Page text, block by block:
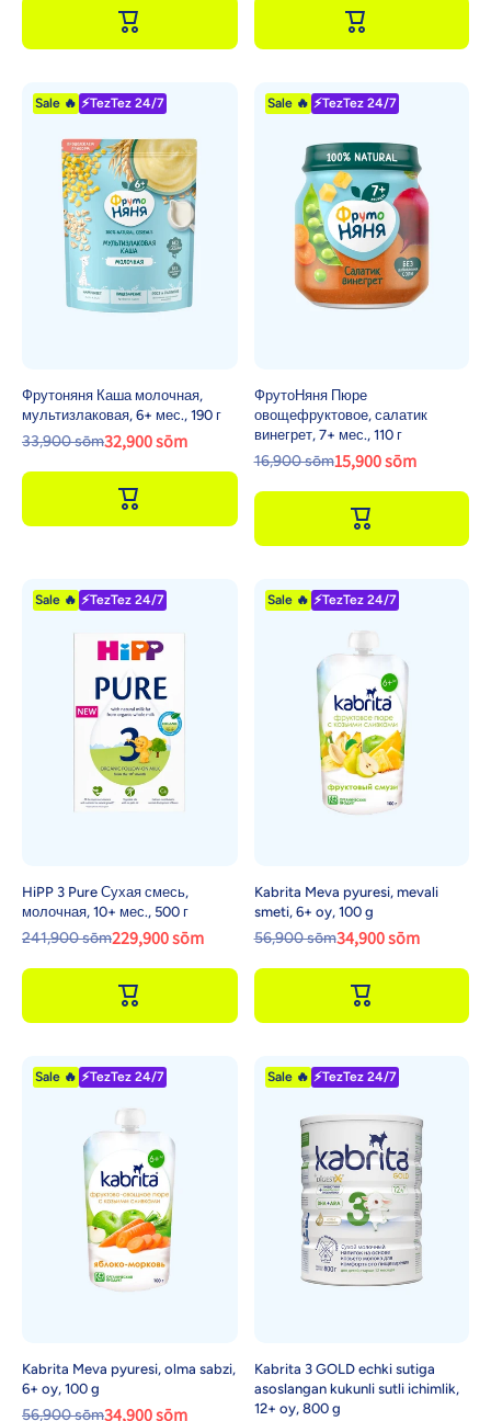
Sale 🔥 ⚡TezTez 24/7
Фрутоняня Каша молочная,
мультизлаковая, 6+ мес., 190 г
33,900 sōm32,900 sōm
Sale 🔥 ⚡TezTez 24/7
ФрутоНяня Пюре
овощефруктовое, салатик
винегрет, 7+ мес., 110 г
16,900 sōm15,900 sōm
Sale 🔥 ⚡TezTez 24/7
HiPP 3 Pure Сухая смесь,
молочная, 10+ мес., 500 г
241,900 sōm229,900 sōm
Sale 🔥 ⚡TezTez 24/7
Kabrita Meva pyuresi, mevali
smeti, 6+ oy, 100 g
56,900 sōm34,900 sōm
Sale 🔥 ⚡TezTez 24/7
Kabrita Meva pyuresi, olma sabzi,
6+ oy, 100 g
56,900 sōm34,900 sōm
Sale 🔥 ⚡TezTez 24/7
Kabrita 3 GOLD echki sutiga
asoslangan kukunli sutli ichimlik,
12+ oy, 800 g